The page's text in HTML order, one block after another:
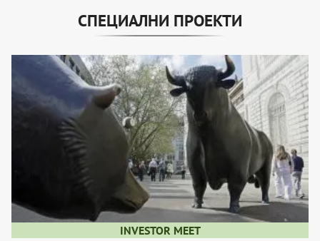
СПЕЦИАЛНИ ПРОЕКТИ
INVESTOR MEET